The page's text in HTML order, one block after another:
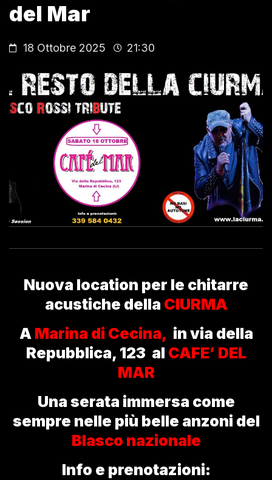
del Mar
18 Ottobre 2025 21:30
Nuova location per le chitarre
acustiche della CIURMA
A Marina di Cecina, in via della
Repubblica, 123 al CAFE’ DEL
MAR
Una serata immersa come
sempre nelle più belle anzoni del
Blasco nazionale
Info e prenotazioni: